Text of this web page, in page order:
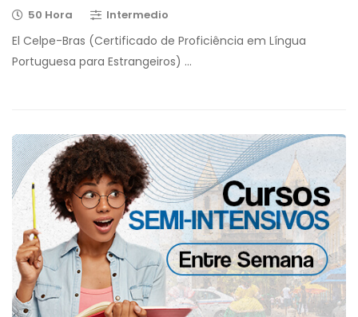
50 Hora Intermedio
El Celpe-Bras (Certificado de Proficiência em Língua
Portuguesa para Estrangeiros) …